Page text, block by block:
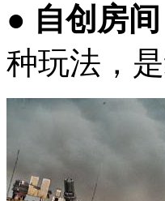
● 自创房间
种玩法，